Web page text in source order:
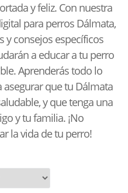
y feliz. Con nuestra
para perros Dálmata,
y consejos específicos
a educar a tu perro
Aprenderás todo lo
asegurar que tu Dálmata
y que tenga una
y tu familia. ¡No
la vida de tu perro!